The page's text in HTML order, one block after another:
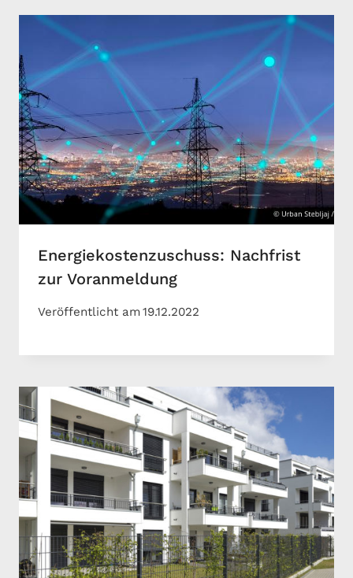
Energiekostenzuschuss: Nachfrist
zur Voranmeldung
Veröffentlicht am19.12.2022